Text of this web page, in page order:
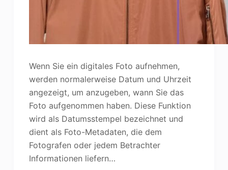
Wenn Sie ein digitales Foto aufnehmen,
werden normalerweise Datum und Uhrzeit
angezeigt, um anzugeben, wann Sie das
Foto aufgenommen haben. Diese Funktion
wird als Datumsstempel bezeichnet und
dient als Foto-Metadaten, die dem
Fotografen oder jedem Betrachter
Informationen liefern…